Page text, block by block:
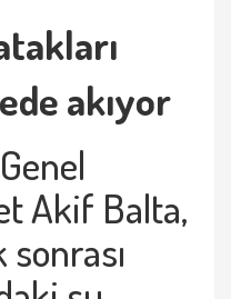
akıyor
Akif Balta,